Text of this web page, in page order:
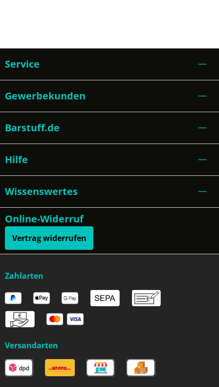
Service
Gewerbekunden
Barstuff.de
Hilfe
Wissenswertes
Online-Widerruf
Vertrag widerrufen
Zahlarten
Versandarten